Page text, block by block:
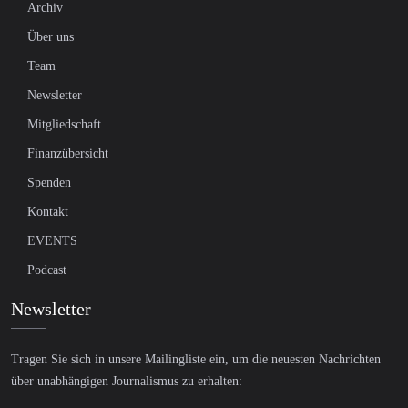
Archiv
Über uns
Team
Newsletter
Mitgliedschaft
Finanzübersicht
Spenden
Kontakt
EVENTS
Podcast
Newsletter
Tragen Sie sich in unsere Mailingliste ein, um die neuesten Nachrichten
über unabhängigen Journalismus zu erhalten: